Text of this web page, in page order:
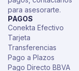
para asesorarte.
PAGOS
Conekta Efectivo
Tarjeta
Transferencias
Pago a Plazos
Pago Directo BBVA